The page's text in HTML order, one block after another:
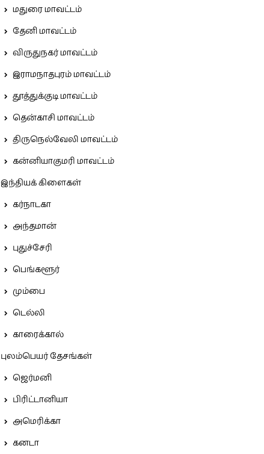
மதுரை மாவட்டம்
தேனி மாவட்டம்
விருதுநகர் மாவட்டம்
இராமநாதபுரம் மாவட்டம்
தூத்துக்குடி மாவட்டம்
தென்காசி மாவட்டம்
திருநெல்வேலி மாவட்டம்
கன்னியாகுமரி மாவட்டம்
இந்தியக் கிளைகள்
கர்நாடகா
அந்தமான்
புதுச்சேரி
பெங்களூர்
மும்பை
டெல்லி
காரைக்கால்
புலம்பெயர் தேசங்கள்
ஜெர்மனி
பிரிட்டானியா
அமெரிக்கா
கனடா